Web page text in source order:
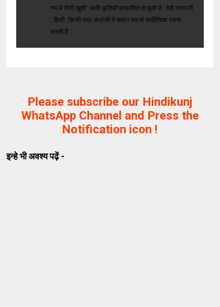
गम में भीगी खुशी" आदि कृतियाँ प्रकाशित हो चुकी है . देवी नागरानी
, हिन्दी ,सिन्धी तथा अंग्रेजी में समान रूप से साहित्यिक रचना
करती हैं .
Please subscribe our Hindikunj
WhatsApp Channel and Press the
Notification icon !
इन्हे भी अवश्य पढ़ें -